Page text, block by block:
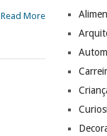
Read More